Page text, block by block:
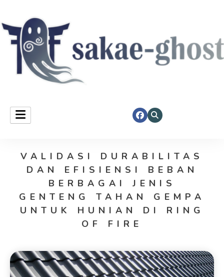
Sakae Ghost
VALIDASI DURABILITAS
DAN EFISIENSI BEBAN
BERBAGAI JENIS
GENTENG TAHAN GEMPA
UNTUK HUNIAN DI RING
OF FIRE